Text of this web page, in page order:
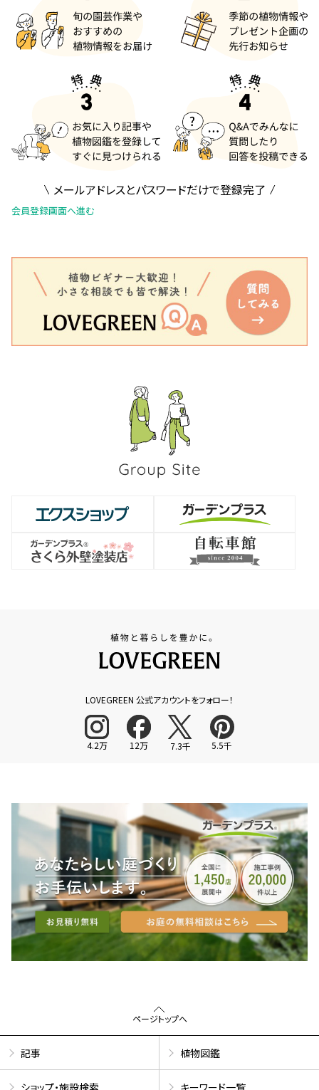
メールアドレスとパスワードだけで登録完了
会員登録画面へ進む
LOVEGREEN 公式アカウントをフォロー！
4.2万 12万 7.3千 5.5千
ページトップへ
記事 植物図鑑
ショップ・施設検索 キーワード一覧